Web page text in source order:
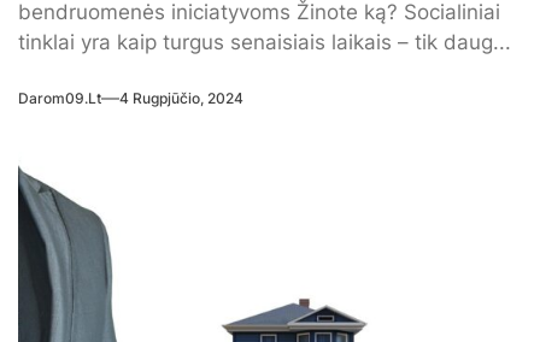
bendruomenės iniciatyvoms Žinote ką? Socialiniai
tinklai yra kaip turgus senaisiais laikais – tik daug...
Darom09.lt 4 Rugpjūčio, 2024